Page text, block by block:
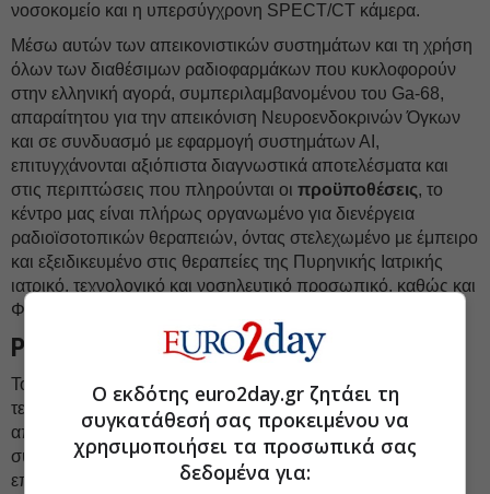
νοσοκομείο και η υπερσύγχρονη SPECT/CT κάμερα.
Μέσω αυτών των απεικονιστικών συστημάτων και τη χρήση
όλων των διαθέσιμων ραδιοφαρμάκων που κυκλοφορούν
στην ελληνική αγορά, συμπεριλαμβανομένου του Ga-68,
απαραίτητου για την απεικόνιση Νευροενδοκρινών Όγκων
και σε συνδυασμό με εφαρμογή συστημάτων ΑΙ,
επιτυγχάνονται αξιόπιστα διαγνωστικά αποτελέσματα και
στις περιπτώσεις που πληρούνται οι προϋποθέσεις, το
κέντρο μας είναι πλήρως οργανωμένο για διενέργεια
ραδιοϊσοτοπικών θεραπειών, όντας στελεχωμένο με έμπειρο
και εξειδικευμένο στις θεραπείες της Πυρηνικής Ιατρικής
ιατρικό, τεχνολογικό και νοσηλευτικό προσωπικό, καθώς και
Φυσικούς Ιατρικής.
Ρομποτικό σύστημα Da Vinci Xi
Το ρομποτικό σύστημα Da Vinci Xi αποτελεί την αιχμή της
τεχνολογίας στη χειρουργική. Προσφέροντας τρισδιάστατη
απεικόνιση υψηλής ανάλυσης και απόλυτη ακρίβεια, το
σύστημα επιτρέπει στον χειρουργό να εκτελεί περίπλοκες
επεμβάσεις με ελάχιστα επεμβατική προσέγγιση.
Ο εκδότης euro2day.gr ζητάει τη
συγκατάθεσή σας προκειμένου να
χρησιμοποιήσει τα προσωπικά σας
δεδομένα για: